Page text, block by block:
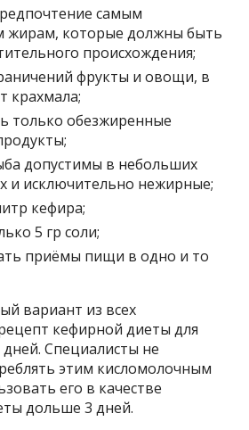
самым
жирам, которые должны быть
происхождения;
фрукты и овощи, в
крахмала;
только обезжиренные
допустимы в небольших
и исключительно нежирные;
кефира;
5 гр соли;
приёмы пищи в одно и то
вариант из всех
кефирной диеты для
дней. Специалисты не
этим кисломолочным
его в качестве
дольше 3 дней.